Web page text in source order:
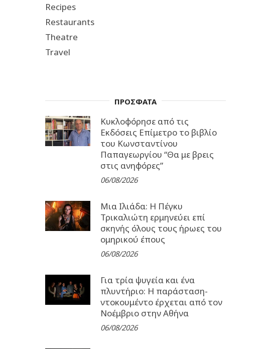
Recipes
Restaurants
Theatre
Travel
ΠΡΟΣΦΑΤΑ
Κυκλοφόρησε από τις
Εκδόσεις Επίμετρο το βιβλίο
του Κωνσταντίνου
Παπαγεωργίου “Θα με βρεις
στις ανηφόρες”
06/08/2026
Μια Ιλιάδα: H Πέγκυ
Τρικαλιώτη ερμηνεύει επί
σκηνής όλους τους ήρωες του
ομηρικού έπους
06/08/2026
Για τρία ψυγεία και ένα
πλυντήριο: Η παράσταση-
ντοκουμέντο έρχεται από τον
Νοέμβριο στην Αθήνα
06/08/2026